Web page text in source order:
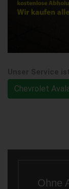
Chevrolet
Ohne